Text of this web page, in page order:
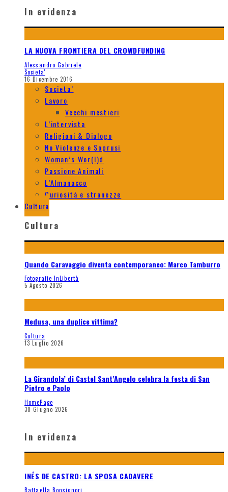
In evidenza
LA NUOVA FRONTIERA DEL CROWDFUNDING
Alessandro Gabriele
Societa'
16 Dicembre 2016
Societa’
Lavoro
Vecchi mestieri
L’intervista
Religioni & Dialogo
No Violenze e Soprusi
Woman’s Wor(l)d
Passione Animali
L’Almanacco
Curiosità e stranezze
Cultura
Cultura
Quando Caravaggio diventa contemporaneo: Marco Tamburro
Fotografie InLibertà
5 Agosto 2026
Medusa, una duplice vittima?
Cultura
13 Luglio 2026
La Girandola’ di Castel Sant’Angelo celebra la festa di San
Pietro e Paolo
HomePage
30 Giugno 2026
In evidenza
INÉS DE CASTRO: LA SPOSA CADAVERE
Raffaella Bonsignori